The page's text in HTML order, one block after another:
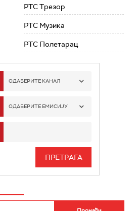
РТС Трезор
РТС Музика
РТС Полетарац
ОДАБЕРИТЕ КАНАЛ
РТС 1
РТС 3
ОДАБЕРИТЕ ЕМИСИЈУ
ИНФО